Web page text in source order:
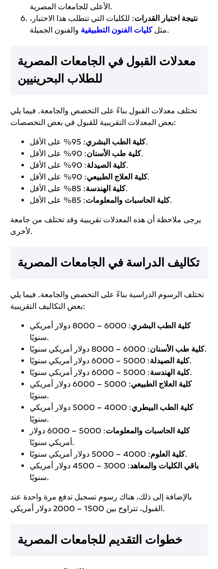
الأعلى للجامعات المصرية.
نتيجة اختبار القدرات: للكليات التي تتطلب هذا الاختبار،
مثلكليات الفنون التطبيقية والفنون الجميلة.
معدلات القبول في الجامعات المصرية
للطلاب البحرينيين
تختلف معدلات القبول بناءً على التخصص والجامعة. فيما يلي
بعض المعدلات التقريبية للقبول في بعض التخصصات:
كلية الطب البشري: 95% على الأقل.
كلية طب الأسنان: 90% على الأقل.
كلية الصيدلة: 90% على الأقل.
كلية العلاج الطبيعي: 90% على الأقل.
كلية الهندسة: 85% على الأقل.
كلية الحاسبات والمعلومات: 85% على الأقل.
يرجى ملاحظة أن هذه المعدلات تقريبية وقد تختلف من جامعة
لأخرى.
تكاليف الدراسة في الجامعات المصرية
تختلف الرسوم الدراسية بناءً على التخصص والجامعة. فيما يلي
بعض التكاليف التقريبية:
كلية الطب البشري
: 6000 – 8000 دولار أمريكي
سنويًا.
كلية طب الأسنان: 6000 – 8000 دولار أمريكي سنويًا.
كلية الصيدلة: 5000 – 6000 دولار أمريكي سنويًا.
كلية الهندسة: 5000 – 6000 دولار أمريكي سنويًا.
كلية العلاج الطبيعي
: 5000 – 6000 دولار أمريكي
سنويًا.
كلية الطب البيطري
: 4000 – 5000 دولار أمريكي
سنويًا.
كلية الحاسبات والمعلومات
: 5000 – 6000 دولار
أمريكي سنويًا.
كلية العلوم: 4000 – 5000 دولار أمريكي سنويًا.
باقي الكليات والمعاهد
: 3000 – 4500 دولار أمريكي
سنويًا.
بالإضافة إلى ذلك، هناك رسوم تسجيل تدفع مرة واحدة عند
القبول، تتراوح بين 1500 – 2000 دولار أمريكي.
خطوات التقديم للجامعات المصرية